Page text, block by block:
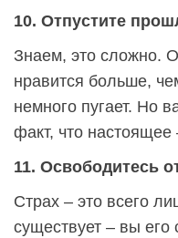
10. Отпустите
Знаем, это сложно.
нравится больше,
немного пугает. Но
факт, что настоящее
11. Освободитесь
Страх – это всего
существует – вы